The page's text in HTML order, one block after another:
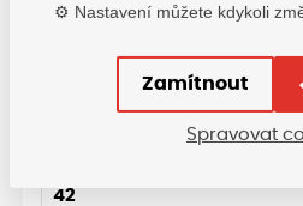
Varianty
Termín vyskladnění
42
⚙️ Nastavení můžete kdykoli
Zamítnout
Spravovat